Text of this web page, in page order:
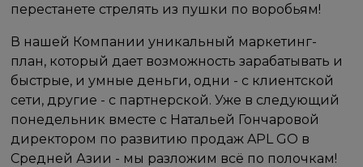
перестанете стрелять из пушки по воробьям!
В нашей Компании уникальный маркетинг-
план, который дает возможность зарабатывать и
быстрые, и умные деньги, одни - с клиентской
сети, другие - с партнерской. Уже в следующий
понедельник вместе с Натальей Гончаровой
директором по развитию продаж APL GO в
Средней Азии - мы разложим всё по полочкам!